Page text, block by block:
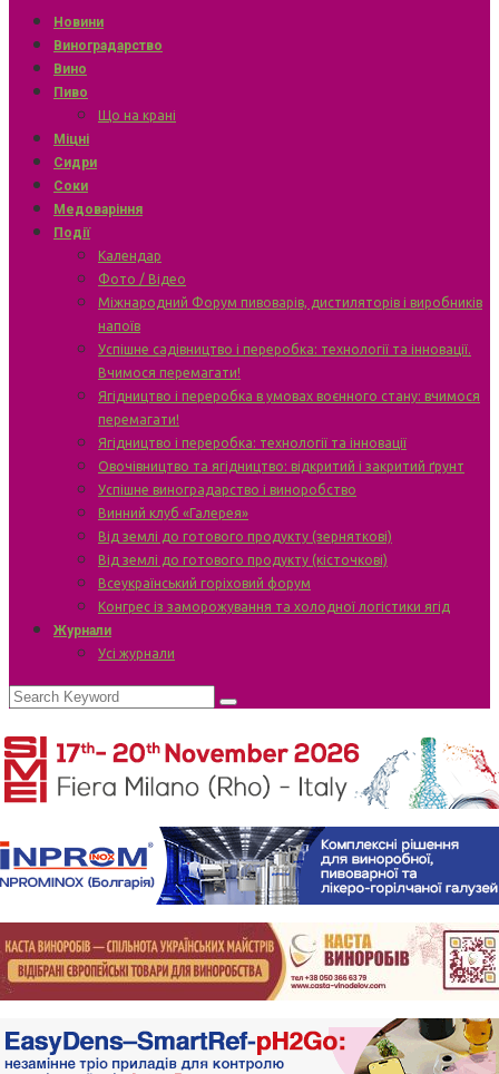
Новини
Виноградарство
Вино
Пиво
Що на крані
Міцні
Сидри
Соки
Медоваріння
Події
Календар
Фото / Відео
Міжнародний Форум пивоварів, дистиляторів і виробників
напоїв
Успішне садівництво і переробка: технології та інновації.
Вчимося перемагати!
Ягідництво і переробка в умовах воєнного стану: вчимося
перемагати!
Ягідництво і переробка: технології та інновації
Овочівництво та ягідництво: відкритий і закритий ґрунт
Успішне виноградарство і виноробство
Винний клуб «Галерея»
Від землі до готового продукту (зерняткові)
Від землі до готового продукту (кісточкові)
Всеукраїнський горіховий форум
Конгрес із заморожування та холодної логістики ягід
Журнали
Усі журнали